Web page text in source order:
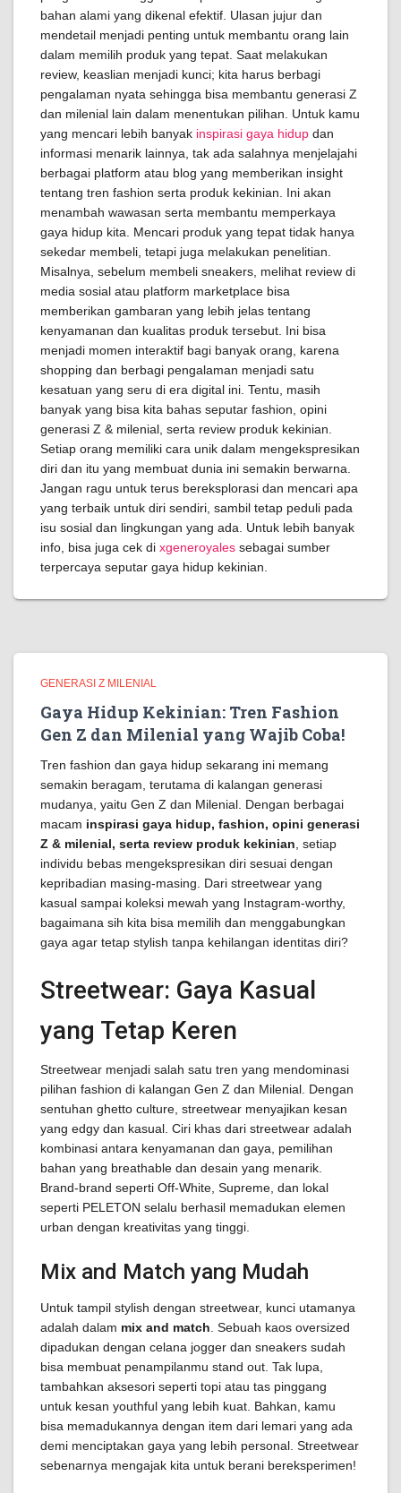
bahan alami yang dikenal efektif. Ulasan jujur dan
mendetail menjadi penting untuk membantu orang lain
dalam memilih produk yang tepat. Saat melakukan
review, keaslian menjadi kunci; kita harus berbagi
pengalaman nyata sehingga bisa membantu generasi Z
dan milenial lain dalam menentukan pilihan. Untuk kamu
yang mencari lebih banyak inspirasi gaya hidup dan
informasi menarik lainnya, tak ada salahnya menjelajahi
berbagai platform atau blog yang memberikan insight
tentang tren fashion serta produk kekinian. Ini akan
menambah wawasan serta membantu memperkaya
gaya hidup kita. Mencari produk yang tepat tidak hanya
sekedar membeli, tetapi juga melakukan penelitian.
Misalnya, sebelum membeli sneakers, melihat review di
media sosial atau platform marketplace bisa
memberikan gambaran yang lebih jelas tentang
kenyamanan dan kualitas produk tersebut. Ini bisa
menjadi momen interaktif bagi banyak orang, karena
shopping dan berbagi pengalaman menjadi satu
kesatuan yang seru di era digital ini. Tentu, masih
banyak yang bisa kita bahas seputar fashion, opini
generasi Z & milenial, serta review produk kekinian.
Setiap orang memiliki cara unik dalam mengekspresikan
diri dan itu yang membuat dunia ini semakin berwarna.
Jangan ragu untuk terus bereksplorasi dan mencari apa
yang terbaik untuk diri sendiri, sambil tetap peduli pada
isu sosial dan lingkungan yang ada. Untuk lebih banyak
info, bisa juga cek di xgeneroyales sebagai sumber
terpercaya seputar gaya hidup kekinian.
GENERASI Z MILENIAL
Gaya Hidup Kekinian: Tren Fashion
Gen Z dan Milenial yang Wajib Coba!
Tren fashion dan gaya hidup sekarang ini memang
semakin beragam, terutama di kalangan generasi
mudanya, yaitu Gen Z dan Milenial. Dengan berbagai
macam inspirasi gaya hidup, fashion, opini generasi
Z & milenial, serta review produk kekinian , setiap
individu bebas mengekspresikan diri sesuai dengan
kepribadian masing-masing. Dari streetwear yang
kasual sampai koleksi mewah yang Instagram-worthy,
bagaimana sih kita bisa memilih dan menggabungkan
gaya agar tetap stylish tanpa kehilangan identitas diri?
Streetwear: Gaya Kasual
yang Tetap Keren
Streetwear menjadi salah satu tren yang mendominasi
pilihan fashion di kalangan Gen Z dan Milenial. Dengan
sentuhan ghetto culture, streetwear menyajikan kesan
yang edgy dan kasual. Ciri khas dari streetwear adalah
kombinasi antara kenyamanan dan gaya, pemilihan
bahan yang breathable dan desain yang menarik.
Brand-brand seperti Off-White, Supreme, dan lokal
seperti PELETON selalu berhasil memadukan elemen
urban dengan kreativitas yang tinggi.
Mix and Match yang Mudah
Untuk tampil stylish dengan streetwear, kunci utamanya
adalah dalam mix and match . Sebuah kaos oversized
dipadukan dengan celana jogger dan sneakers sudah
bisa membuat penampilanmu stand out. Tak lupa,
tambahkan aksesori seperti topi atau tas pinggang
untuk kesan youthful yang lebih kuat. Bahkan, kamu
bisa memadukannya dengan item dari lemari yang ada
demi menciptakan gaya yang lebih personal. Streetwear
sebenarnya mengajak kita untuk berani bereksperimen!